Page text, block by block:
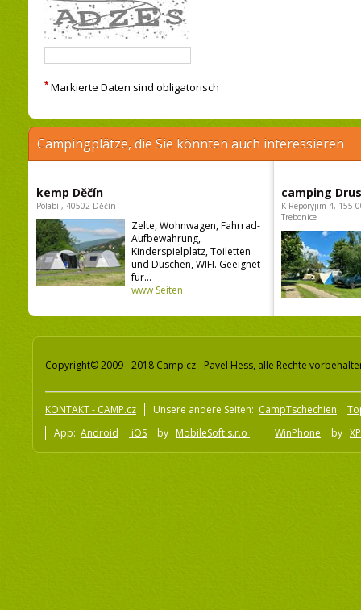
* Markierte Daten sind obligatorisch
Campingplätze, die Sie könnten auch interessieren
kemp Děčín
Polabí , 40502 Děčín
Zelte, Wohnwagen, Fahrrad-
Aufbewahrung,
Kinderspielplatz, Toiletten
und Duschen, WIFI. Geeignet
für...
www Seiten
camping
K Reporyjim 4, 155
Trebonice
Copyright© 2009 - 2018 Camp.cz - Pavel Hess, alle Rechte
KONTAKT - CAMP.cz Unsere andere Seiten: CampTschechien
App: Android iOS by MobileSoft s.r.o WinPhone by